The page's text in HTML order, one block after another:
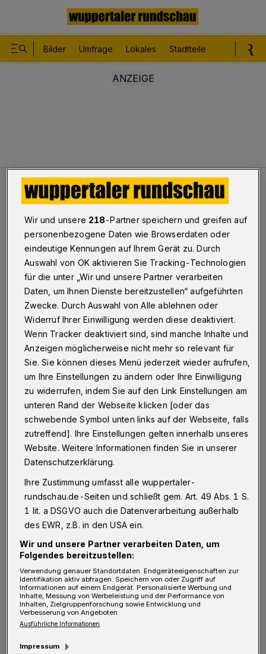
Bilder Umfrage Lokales Stadtteile
Karneval Tolle Tage und eine Frage ...
Karneval
Tolle Tage und eine Frage ...
Wuppertal·Am Donnerstag (28. Februar 2019)
haben die närrischen Weiber in bewährter Manier das
Regiment im Barmer Rathaus übernommen. Wie immer
fast schon symbolisch den "abgelösten"
Oberbürgermeister Andreas Mucke in den Schatten
stellte.
03.03.2019 , 08:00 Uhr
Die eigentlich brennende Frage lautet aber:
Warum kam der Beigeordnete Matthias Nocke
noch einmal im Vorjahreskostüm, während
sich Mucke (2018 noch im 70er-Jahre-Trash-
Look, jetzt als bartloser Räuber Hotzenplotz)
und Sozialdezernent Stefan Kühn (2017
Panzerknacker, jetzt Cäsar) neu ausstaffiert
Wir und unsere 218-Partner speichern und greifen auf
personenbezogene Daten wie Browserdaten oder
eindeutige Kennungen auf Ihrem Gerät zu. Durch
Auswahl von OK aktivieren Sie Tracking-Technologien
für die unter „Wir und unsere Partner verarbeiten
Daten, um Ihnen Dienste bereitzustellen“ aufgeführten
Zwecke. Durch Auswahl von Alle ablehnen oder
Widerruf Ihrer Einwilligung werden diese deaktiviert.
Wenn Tracker deaktiviert sind, sind manche Inhalte und
Anzeigen möglicherweise nicht mehr so relevant für
Sie. Sie können dieses Menü jederzeit wieder aufrufen,
um Ihre Einstellungen zu ändern oder Ihre Einwilligung
zu widerrufen, indem Sie auf den Link Einstellungen am
unteren Rand der Webseite klicken [oder das
schwebende Symbol unten links auf der Webseite, falls
zutreffend]. Ihre Einstellungen gelten innerhalb unseres
Website. Weitere Informationen finden Sie in unserer
Datenschutzerklärung.
Ihre Zustimmung umfasst alle wuppertaler-
rundschau.de-Seiten und schließt gem. Art. 49 Abs. 1 S.
1 lit. a DSGVO auch die Datenverarbeitung außerhalb
des EWR, z.B. in den USA ein.
Wir und unsere Partner verarbeiten Daten, um
Folgendes bereitzustellen:
Verwendung genauer Standortdaten. Endgeräteeigenschaften zur
Identifikation aktiv abfragen. Speichern von oder Zugriff auf
Informationen auf einem Endgerät. Personalisierte Werbung und
Inhalte, Messung von Werbeleistung und der Performance von
Inhalten, Zielgruppenforschung sowie Entwicklung und
Verbesserung von Angeboten.
Ausführliche Informationen
Impressum